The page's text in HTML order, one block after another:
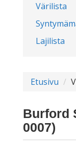
Värilista
Lajilista
Etusivu
Burford
0007)